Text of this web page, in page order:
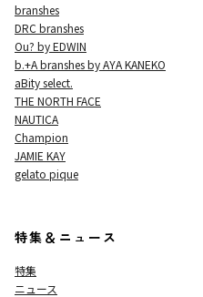
branshes
DRC branshes
Ou? by EDWIN
b.+A branshes by AYA KANEKO
aBity select.
THE NORTH FACE
NAUTICA
Champion
JAMIE KAY
gelato pique
特集＆ニュース
特集
ニュース